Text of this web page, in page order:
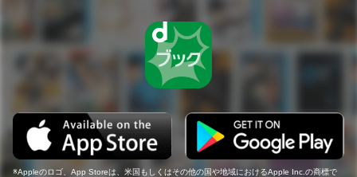
Appleのロゴ、App Storeは、米国もしくはその他の国や地域におけるApple Inc.の商標で